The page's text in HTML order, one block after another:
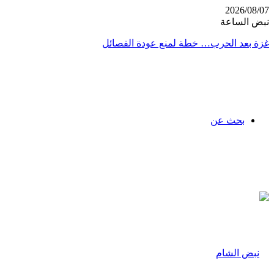
2026/08/07
نبض الساعة
غزة بعد الحرب… خطة لمنع عودة الفصائل
بحث عن